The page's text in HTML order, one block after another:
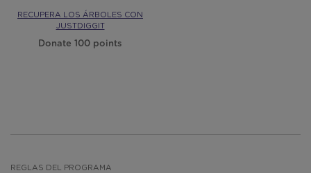
RECUPERA LOS ÁRBOLES CON
JUSTDIGGIT
Donate 100 points
REGLAS DEL PROGRAMA